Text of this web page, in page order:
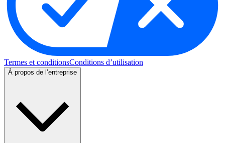
Termes et conditionsConditions d’utilisation
À propos de l’entreprise